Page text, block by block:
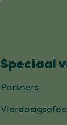
Speciaal
Partners